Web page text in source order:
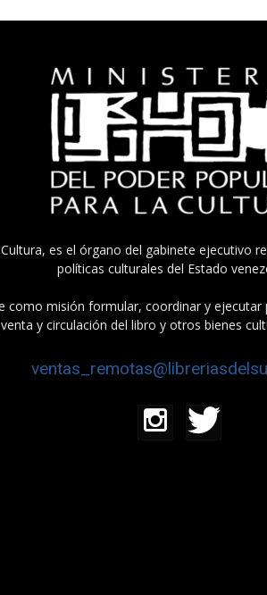
es el órgano del gabinete ejecutivo
políticas culturales del Estado
como misión formular, coordinar y
y circulación del libro y otros bienes